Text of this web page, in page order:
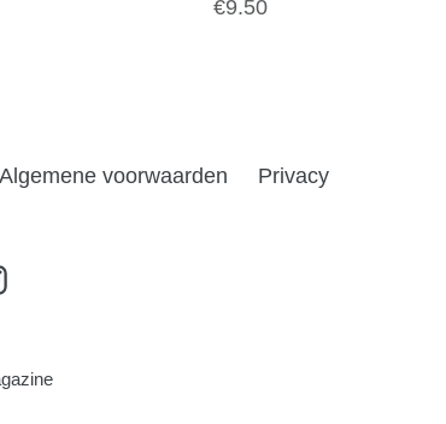
Normale
€9.50
Algemene voorwaarden Privacy
Instagram